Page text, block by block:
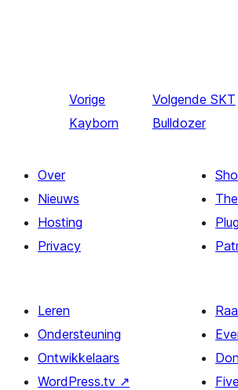
Vorige
Kayborn
Volgende SKT
Bulldozer
Over
Nieuws
Hosting
Privacy
Leren
Ondersteuning
Ontwikkelaars
WordPress.tv ↗